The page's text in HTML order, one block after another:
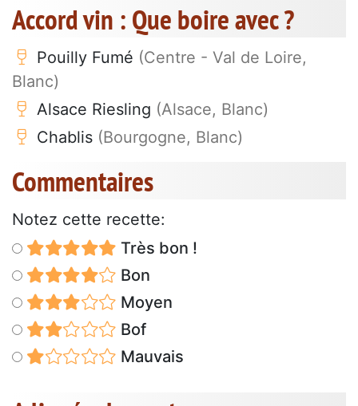
Accord vin : Que boire avec ?
Pouilly Fumé (Centre - Val de Loire,
Blanc)
Alsace Riesling (Alsace, Blanc)
Chablis (Bourgogne, Blanc)
Commentaires
Notez cette recette:
Très bon !
Bon
Moyen
Bof
Mauvais